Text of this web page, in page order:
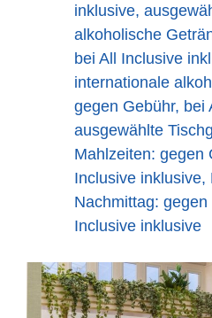
inklusive,
alkoholische
bei All Inclusive
internationale
gegen Gebühr, bei
ausgewählte
Mahlzeiten: gegen
Inclusive inklusive,
Nachmittag: gegen
Inclusive inklusive